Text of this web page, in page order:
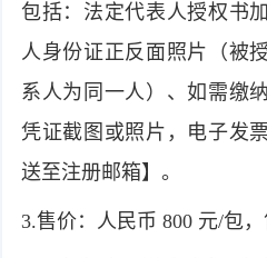
包括：法定代表人授权书
人身份证正反面照片（被
系人为同一人）、如需缴
凭证截图或照片，电子发
送至注册邮箱】。
3.售价：人民币 800 元/包，